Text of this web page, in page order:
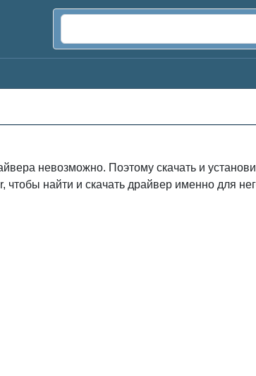
невозможно. Поэтому скачать и
найти и скачать драйвер именно для